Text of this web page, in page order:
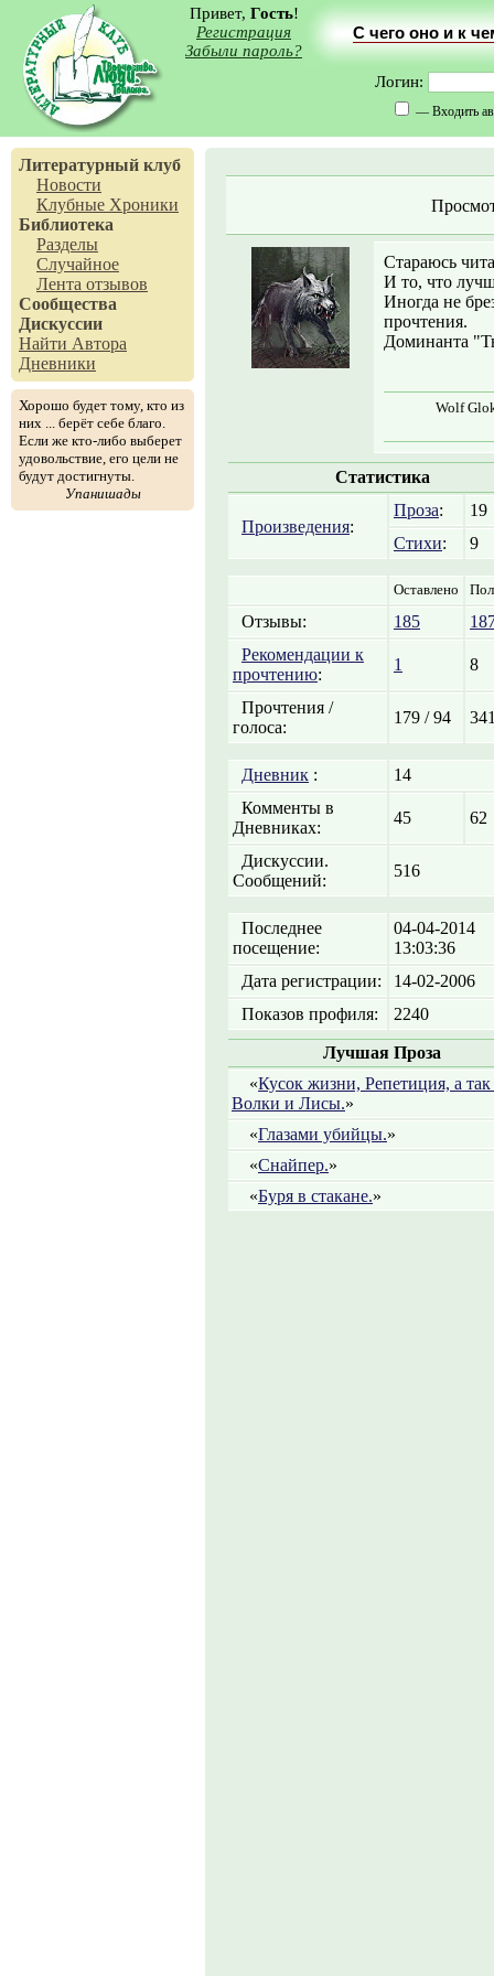
Привет, Гость!
Регистрация
Забыли пароль?
С чего оно и к
Логин:
— Входить
Литературный клуб
Новости
Клубные Хроники
Библиотека
Разделы
Случайное
Лента отзывов
Сообщества
Дискуссии
Найти Автора
Дневники
Хорошо будет тому, кто из
них ... берёт себе благо.
Если же кто-либо выберет
удовольствие, его цели не
будут достигнуты.
Упанишады
Стараюсь
И то, что
Иногда не
прочтения.
Доминанта
Wolf
Статистика
Произведения:
Проза:
19
Стихи: 9
Оставлено
Отзывы: 185
Рекомендации к
прочтению:
1 8
Прочтения /
голоса:
179 / 94
Дневник :
14
Комменты в
Дневниках:
45 62
Дискуссии.
Сообщений:
516
Последнее
посещение:
04-04-2014
13:03:36
Дата регистрации:
14-02-2006
Показов профиля:
2240
Лучшая Проза
«Кусок жизни, Репетиция, а
Волки и Лисы.»
«Глазами убийцы.»
«Снайпер.»
«Буря в стакане.»